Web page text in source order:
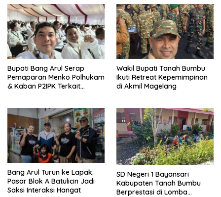
Bupati Bang Arul Serap
Pemaparan Menko Polhukam
& Kaban P2IPK Terkait
Wakil Bupati Tanah Bumbu
Ikuti Retreat Kepemimpinan
di Akmil Magelang
Bang Arul Turun ke Lapak:
Pasar Blok A Batulicin Jadi
Saksi Interaksi Hangat
SD Negeri 1 Bayansari
Kabupaten Tanah Bumbu
Berprestasi di Lomba